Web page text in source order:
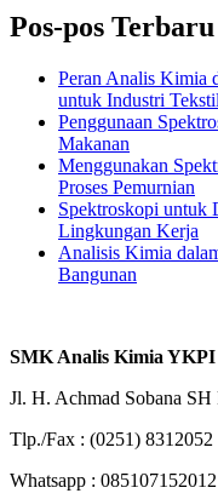
Pos-pos Terbaru
Peran Analis Kimia
untuk Industri Tekstil
Penggunaan
Makanan
Menggunakan
Proses Pemurnian
Spektroskopi untuk
Lingkungan Kerja
Analisis Kimia
Bangunan
SMK Analis Kimia
Jl. H. Achmad Sobana
Tlp./Fax : (0251) 8312052
Whatsapp : 085107152012